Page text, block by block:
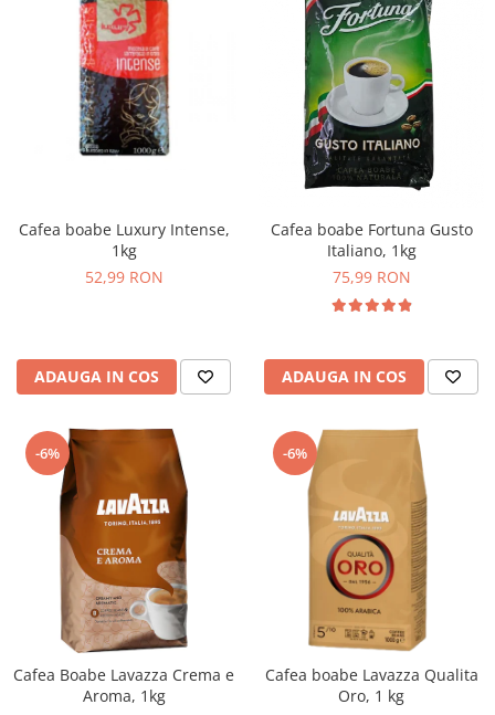
Cafea boabe Luxury Intense,
1kg
52,99 RON
ADAUGA IN COS
Cafea boabe Fortuna Gusto
Italiano, 1kg
75,99 RON
ADAUGA IN COS
-6%
Cafea Boabe Lavazza Crema e
Aroma, 1kg
-6%
Cafea boabe Lavazza Qualita
Oro, 1 kg